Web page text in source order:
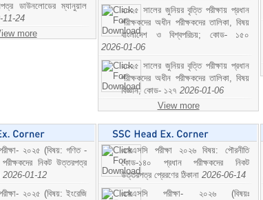
ডাউনলোডের ম্যানুয়াল
11-24
more
২০২৫ সালের জুনিয়র বৃত্তি পরীক্ষায় প্রধান
পরীক্ষকদের অধীন পরীক্ষকদের তালিকা, বিষয়
বাংলাদেশ ও বিশ্বপরিচয়; কোড- ১৫০
2026-01-06
২০২৫ সালের জুনিয়র বৃত্তি পরীক্ষায় প্রধান
পরীক্ষকদের অধীন পরীক্ষকদের তালিকা, বিষয়
বিজ্ঞান; কোড- ১২৭ 2026-01-06
View more
২০২৫ (বিষয়: গণিত -
নিকট উত্তরপত্র
2026-01-12
২০২৫ (বিষয়: ইংরেজি
এসএসসি পরীক্ষা ২০২৬ বিষয়: পৌরনীতি
কোড-১৪০ প্রধান পরীক্ষকদের নিকট
উত্তরপত্র প্রেরণের ঠিকানা 2026-06-14
এসএসসি পরীক্ষা- ২০২৬ (বিষয়ঃ